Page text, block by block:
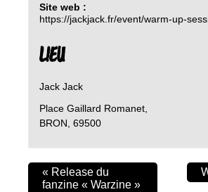
Site web :
https://jackjack.fr/event/warm-up-
LIEU
Jack Jack
Place Gaillard Romanet,
BRON 69500
« Release du
fanzine « Warzine »